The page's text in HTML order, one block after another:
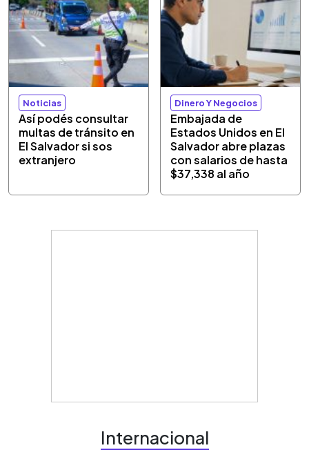
Noticias
Así podés consultar
multas de tránsito en
El Salvador si sos
extranjero
Dinero Y Negocios
Embajada de
Estados Unidos en El
Salvador abre plazas
con salarios de hasta
$37,338 al año
Internacional